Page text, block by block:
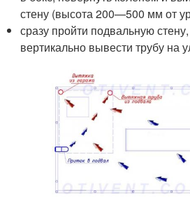
стену (высота 200—500 мм от
сразу пройти подвальную
вертикально вывести трубу на